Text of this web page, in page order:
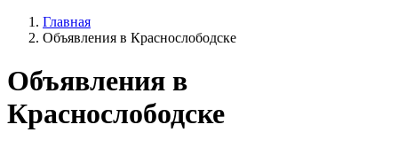
Главная
Объявления в Краснослободске
Объявления в
Краснослободске